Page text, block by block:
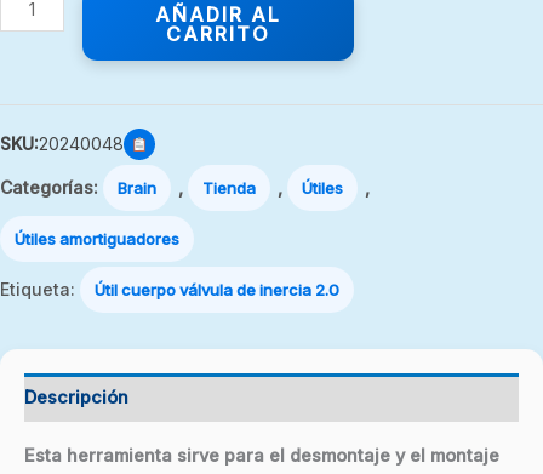
AÑADIR AL
CARRITO
SKU:20240048
Categorías: Brain , Tienda , Útiles ,
Útiles amortiguadores
Etiqueta: Útil cuerpo válvula de inercia 2.0
Descripción
Esta herramienta sirve para el desmontaje y el montaje